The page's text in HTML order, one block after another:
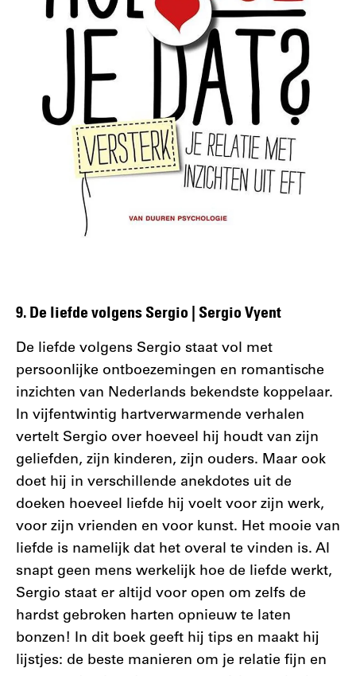
9. De liefde volgens Sergio | Sergio Vyent
De liefde volgens Sergio staat vol met
persoonlijke ontboezemingen en romantische
inzichten van Nederlands bekendste koppelaar.
In vijfentwintig hartverwarmende verhalen
vertelt Sergio over hoeveel hij houdt van zijn
geliefden, zijn kinderen, zijn ouders. Maar ook
doet hij in verschillende anekdotes uit de
doeken hoeveel liefde hij voelt voor zijn werk,
voor zijn vrienden en voor kunst. Het mooie van
liefde is namelijk dat het overal te vinden is. Al
snapt geen mens werkelijk hoe de liefde werkt,
Sergio staat er altijd voor open om zelfs de
hardst gebroken harten opnieuw te laten
bonzen! In dit boek geeft hij tips en maakt hij
lijstjes: de beste manieren om je relatie fijn en